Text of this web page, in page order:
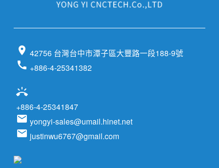
location_on 42756 台灣台中市潭子區大豐路一段188-9號
call +886-4-25341382
ring_volume
+886-4-25341847
email yongyi-sales@umail.hinet.net
email justinwu6767@gmail.com